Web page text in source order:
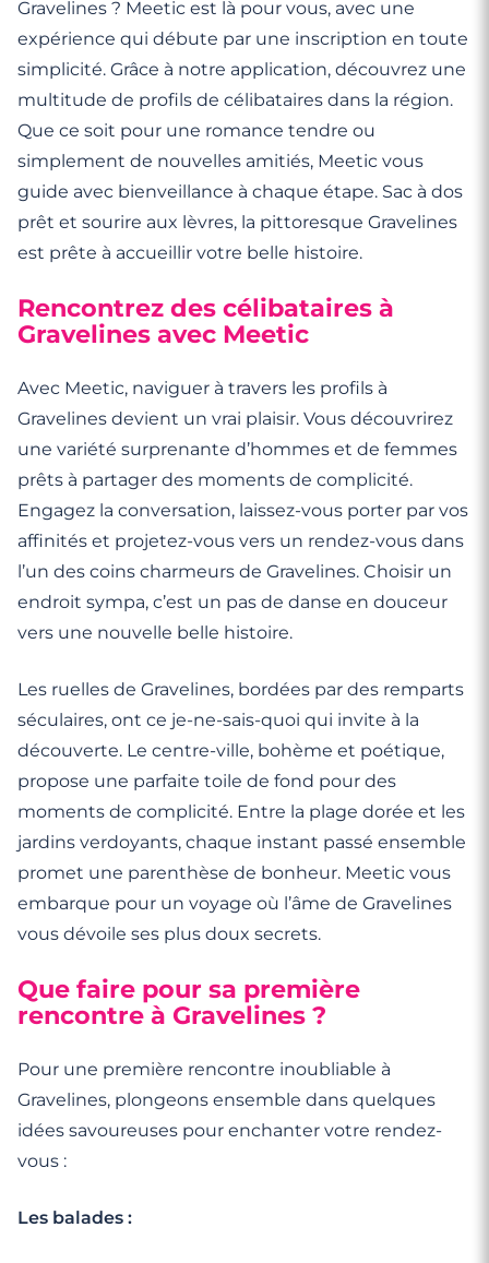
Gravelines ? Meetic est là pour vous, avec une
expérience qui débute par une inscription en toute
simplicité. Grâce à notre application, découvrez une
multitude de profils de célibataires dans la région.
Que ce soit pour une romance tendre ou
simplement de nouvelles amitiés, Meetic vous
guide avec bienveillance à chaque étape. Sac à dos
prêt et sourire aux lèvres, la pittoresque Gravelines
est prête à accueillir votre belle histoire.
Rencontrez des célibataires à
Gravelines avec Meetic
Avec Meetic, naviguer à travers les profils à
Gravelines devient un vrai plaisir. Vous découvrirez
une variété surprenante d’hommes et de femmes
prêts à partager des moments de complicité.
Engagez la conversation, laissez-vous porter par vos
affinités et projetez-vous vers un rendez-vous dans
l’un des coins charmeurs de Gravelines. Choisir un
endroit sympa, c’est un pas de danse en douceur
vers une nouvelle belle histoire.
Les ruelles de Gravelines, bordées par des remparts
séculaires, ont ce je-ne-sais-quoi qui invite à la
découverte. Le centre-ville, bohème et poétique,
propose une parfaite toile de fond pour des
moments de complicité. Entre la plage dorée et les
jardins verdoyants, chaque instant passé ensemble
promet une parenthèse de bonheur. Meetic vous
embarque pour un voyage où l’âme de Gravelines
vous dévoile ses plus doux secrets.
Que faire pour sa première
rencontre à Gravelines ?
Pour une première rencontre inoubliable à
Gravelines, plongeons ensemble dans quelques
idées savoureuses pour enchanter votre rendez-
vous :
Les balades :